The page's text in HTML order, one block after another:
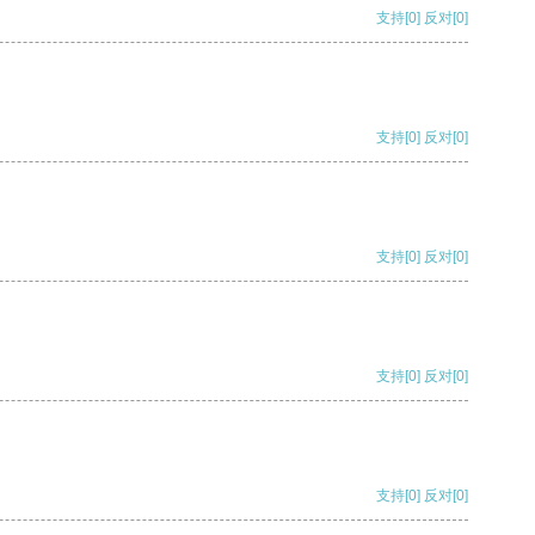
支持[0] 反对[0]
支持[0] 反对[0]
支持[0] 反对[0]
支持[0] 反对[0]
支持[0] 反对[0]